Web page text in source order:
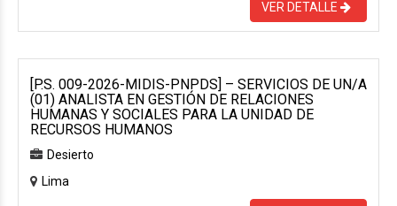
VER DETALLE
[P.S. 009-2026-MIDIS-PNPDS] – SERVICIOS DE UN/A
(01) ANALISTA EN GESTIÓN DE RELACIONES
HUMANAS Y SOCIALES PARA LA UNIDAD DE
RECURSOS HUMANOS
Desierto
Lima